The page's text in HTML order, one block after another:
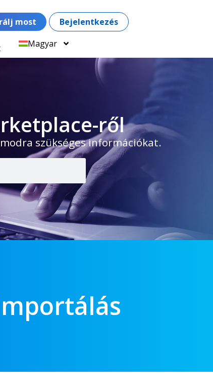
most Bejelentkezés
Magyar
ről
szükséges információkat.